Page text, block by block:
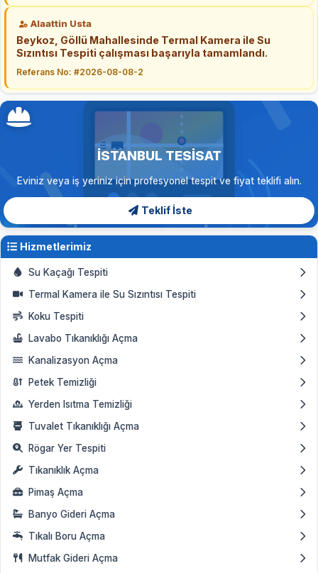
Alaattin Usta
Beykoz, Göllü Mahallesinde Termal Kamera ile Su
Sızıntısı Tespiti çalışması başarıyla tamamlandı.
Referans No: #2026-08-08-2
İSTANBUL TESISAT
Eviniz veya iş yeriniz için profesyonel tespit ve fiyat teklifi alın.
Teklif İste
Hizmetlerimiz
Su Kaçağı Tespiti
Termal Kamera ile Su Sızıntısı Tespiti
Koku Tespiti
Lavabo Tıkanıklığı Açma
Kanalizasyon Açma
Petek Temizliği
Yerden Isıtma Temizliği
Tuvalet Tıkanıklığı Açma
Rögar Yer Tespiti
Tıkanıklık Açma
Pimaş Açma
Banyo Gideri Açma
Tıkalı Boru Açma
Mutfak Gideri Açma